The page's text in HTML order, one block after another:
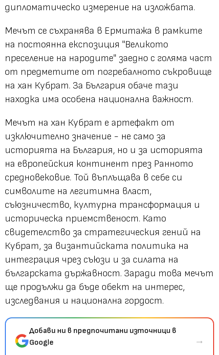
дипломатическо измерение на изложбата.
Мечът се съхранява в Ермитажа в рамките
на постоянна експозиция "Великото
преселение на народите" заедно с голяма част
от предметите от погребалното съкровище
на хан Кубрат. За България обаче тази
находка има особена национална важност.
Мечът на хан Кубрат е артефакт от
изключително значение - не само за
историята на България, но и за историята
на европейския континент през Ранното
средновековие. Той въплъщава в себе си
символите на легитимна власт,
съюзничество, културна трансформация и
историческа приемственост. Като
свидетелство за стратегическия гений на
Кубрат, за византийската политика на
интеграция чрез съюзи и за силата на
българската държавност. Заради това мечът
ще продължи да бъде обект на интерес,
изследвания и национална гордост.
Добави ни в предпочитани източници в
Google
→